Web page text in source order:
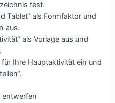
fest.
Tablet“ als Formfaktor und
aus.
als Vorlage aus und
Ihre Hauptaktivität ein und
entwerfen